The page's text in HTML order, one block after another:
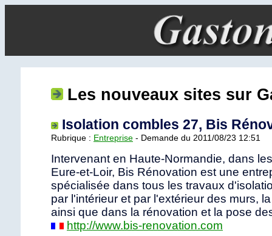
Les nouveaux sites sur
Isolation combles 27, Bis
Rubrique : Entreprise - Demande du 2011/08/23 12:51
Intervenant en Haute-Normandie, dans
Eure-et-Loir, Bis Rénovation est une
spécialisée dans tous les travaux
par l'intérieur et par l'extérieur des murs,
ainsi que dans la rénovation et la pose
http://www.bis-renovation.com